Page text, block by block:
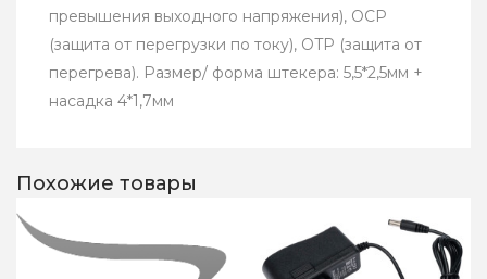
превышения выходного напряжения), OCP
(защита от перегрузки по току), OTP (защита от
перегрева). Размер/ форма штекера: 5,5*2,5мм +
насадка 4*1,7мм
Похожие товары